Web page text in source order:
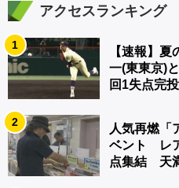
アクセスランキング
1
【速報】
一(東東京)
回1失点完投
2
人気再燃「
ベント レ
点集結 天